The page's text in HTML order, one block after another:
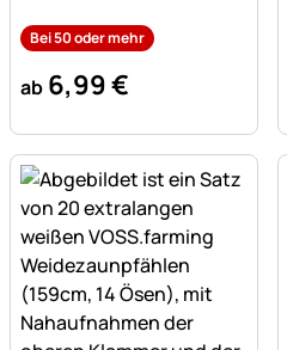
Bei 50 oder mehr
ab 6,99€